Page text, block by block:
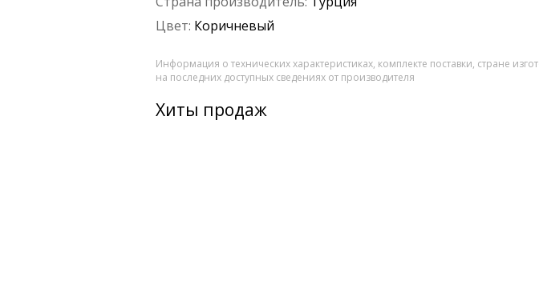
Цвет: Коричневый
Информация о технических характеристиках, комплекте поставки, стране
на последних доступных сведениях от производителя
Хиты продаж